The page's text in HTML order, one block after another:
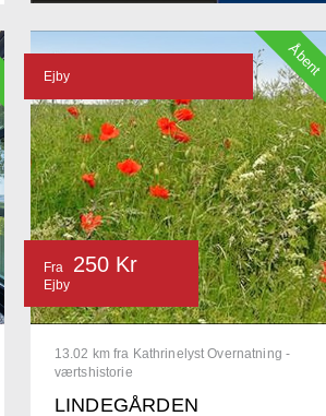
13.02 km fra Kathrinelyst Overnatning -
værtshistorie
LINDEGÅRDEN
Ejby
Fra 250 Kr
Ejby
Åbent